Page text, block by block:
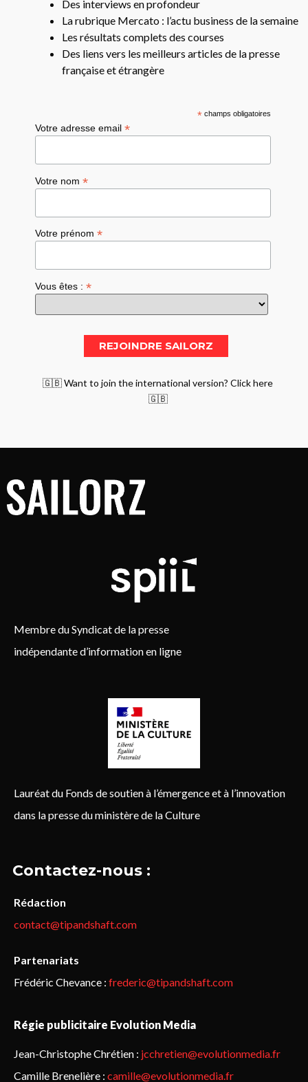
Des interviews en profondeur
La rubrique Mercato : l’actu business de la semaine
Les résultats complets des courses
Des liens vers les meilleurs articles de la presse
française et étrangère
*champs obligatoires
Votre adresse email*
Votre nom*
Votre prénom*
Vous êtes :*
🇬🇧 Want to join the international version? Click here
🇬🇧
Membre du Syndicat de la presse
indépendante d’information en ligne
Lauréat du Fonds de soutien à l’émergence et à l’innovation
dans la presse du ministère de la Culture
Contactez-nous :
Rédaction
contact@tipandshaft.com
Partenariats
Frédéric Chevance : frederic@tipandshaft.com
Régie publicitaire Evolution Media
Jean-Christophe Chrétien : jcchretien@evolutionmedia.fr
Camille Brenelière : camille@evolutionmedia.fr